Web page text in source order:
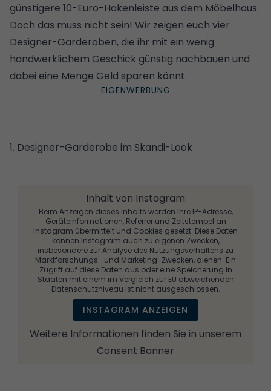
günstigere 10-Euro-Hakenleiste aus dem Möbelhaus.
Doch das muss nicht sein! Wir zeigen euch vier
Designer-Garderoben, die ihr mit ein wenig
handwerklichem Geschick günstig nachbauen und
dabei eine Menge Geld sparen könnt.
1. Designer-Garderobe im Skandi-Look
Inhalt von Instagram
Beim Anzeigen dieses Inhalts werden Ihre IP-Adresse,
Geräteinformationen, Referrer und Zeitstempel an
Instagram übermittelt und Cookies gesetzt. Diese Daten
können Instagram auch zu eigenen Zwecken,
insbesondere zur Analyse des Nutzungsverhaltens zu
Marktforschungs- und Marketing-Zwecken, dienen. Ein
Zugriff auf diese Daten aus oder eine Speicherung in
Staaten mit einem im Vergleich zur EU abweichenden
Datenschutzniveau ist nicht ausgeschlossen.
INSTAGRAM ANZEIGEN
Weitere Informationen finden Sie in unserem
Consent Banner